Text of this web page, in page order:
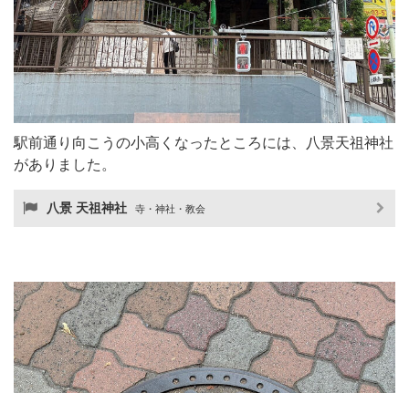
駅前通り向こうの小高くなったところには、八景天祖神社
がありました。
八景 天祖神社 寺・神社・教会